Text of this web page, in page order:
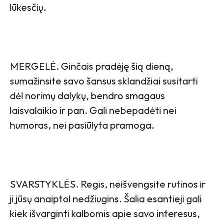
lūkesčių.
MERGELĖ. Ginčais pradėję šią dieną,
sumažinsite savo šansus sklandžiai susitarti
dėl norimų dalykų, bendro smagaus
laisvalaikio ir pan. Gali nebepadėti nei
humoras, nei pasiūlyta pramoga.
SVARSTYKLĖS. Regis, neišvengsite rutinos ir
ji jūsų anaiptol nedžiugins. Šalia esantieji gali
kiek išvarginti kalbomis apie savo interesus,